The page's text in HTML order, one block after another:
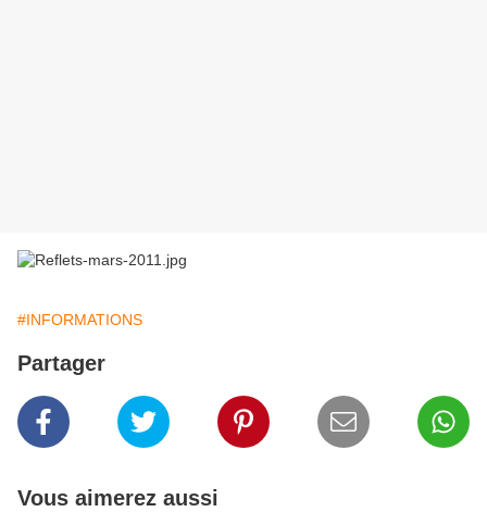
#INFORMATIONS
Partager
Vous aimerez aussi